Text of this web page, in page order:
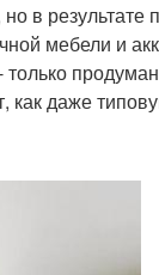
в результате
мебели и
как даже